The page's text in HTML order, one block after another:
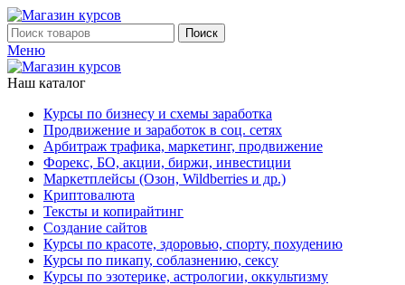
Поиск
Меню
Наш каталог
Курсы по бизнесу и схемы заработка
Продвижение и заработок в соц. сетях
Арбитраж трафика, маркетинг, продвижение
Форекс, БО, акции, биржи, инвестиции
Маркетплейсы (Озон, Wildberries и др.)
Криптовалюта
Тексты и копирайтинг
Создание сайтов
Курсы по красоте, здоровью, спорту, похудению
Курсы по пикапу, соблазнению, сексу
Курсы по эзотерике, астрологии, оккультизму